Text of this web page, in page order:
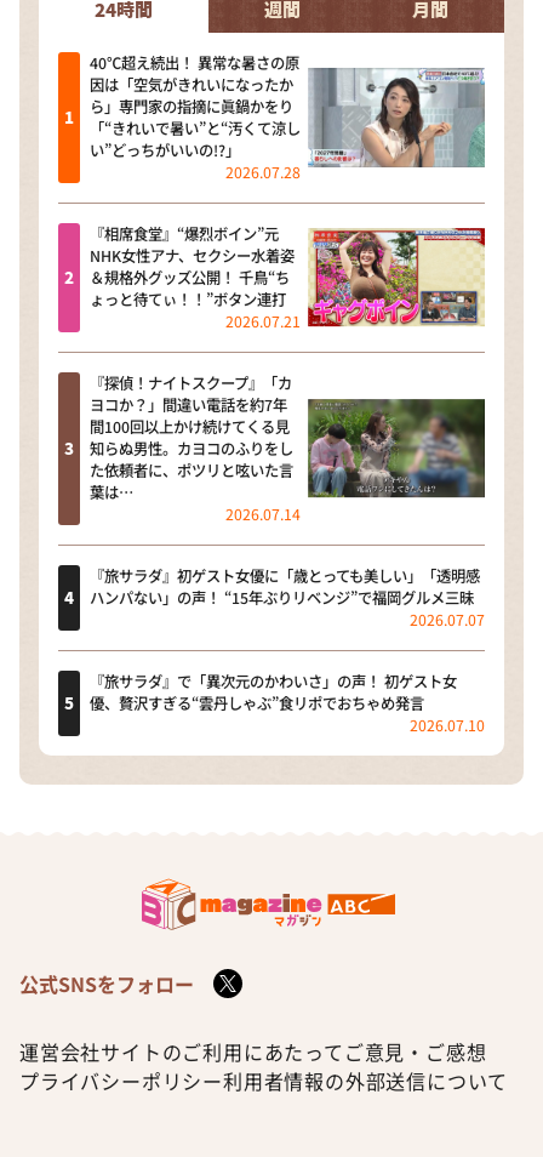
24時間 週間 月間
40℃超え続出！ 異常な暑さの原
因は「空気がきれいになったか
ら」専門家の指摘に眞鍋かをり
「“きれいで暑い”と“汚くて涼し
い”どっちがいいの!?」
2026.07.28
『相席食堂』“爆烈ボイン”元
NHK女性アナ、セクシー水着姿
＆規格外グッズ公開！ 千鳥“ち
ょっと待てぃ！！”ボタン連打
2026.07.21
『探偵！ナイトスクープ』「カ
ヨコか？」間違い電話を約7年
間100回以上かけ続けてくる見
知らぬ男性。カヨコのふりをし
た依頼者に、ポツリと呟いた言
葉は…
2026.07.14
『旅サラダ』初ゲスト女優に「歳とっても美しい」「透明感
ハンパない」の声！ “15年ぶりリベンジ”で福岡グルメ三昧
2026.07.07
『旅サラダ』で「異次元のかわいさ」の声！ 初ゲスト女
優、贅沢すぎる“雲丹しゃぶ”食リポでおちゃめ発言
2026.07.10
公式SNSをフォロー
運営会社サイトのご利用にあたって ご意見・ご感想
プライバシーポリシー利用者情報の外部送信について